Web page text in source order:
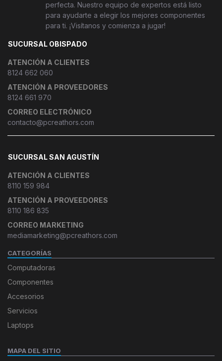
perfecta. Nuestro equipo de expertos está listo
para ayudarte a elegir los mejores componentes
para ti. ¡Visítanos y comienza a jugar!
SUCURSAL OBISPADO
ATENCIÓN A CLIENTES
8124 662 060
ATENCIÓN A PROVEEDORES
8124 661 970
CORREO ELECTRÓNICO
contacto@pcreathors.com
SUCURSAL SAN AGUSTÍN
ATENCIÓN A CLIENTES
8110 159 984
ATENCIÓN A PROVEEDORES
8110 186 835
CORREO MARKETING
mediamarketing@pcreathors.com
CATEGORÍAS
Computadoras
Componentes
Accesorios
Servicios
Laptops
MAPA DEL SITIO